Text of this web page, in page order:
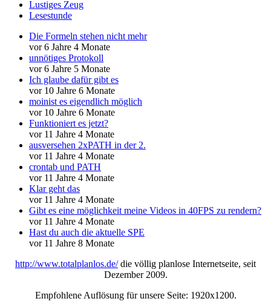
Lustiges Zeug
Lesestunde
Die Formeln stehen nicht mehr
vor 6 Jahre 4 Monate
unnötiges Protokoll
vor 6 Jahre 5 Monate
Ich glaube dafür gibt es
vor 10 Jahre 6 Monate
moinist es eigendlich möglich
vor 10 Jahre 6 Monate
Funktioniert es jetzt?
vor 11 Jahre 4 Monate
ausversehen 2xPATH in der 2.
vor 11 Jahre 4 Monate
crontab und PATH
vor 11 Jahre 4 Monate
Klar geht das
vor 11 Jahre 4 Monate
Gibt es eine möglichkeit meine Videos in 40FPS zu rendern?
vor 11 Jahre 4 Monate
Hast du auch die aktuelle SPE
vor 11 Jahre 8 Monate
http://www.totalplanlos.de/die völlig planlose Internetseite, seit
Dezember 2009.
Empfohlene Auflösung für unsere Seite: 1920x1200.